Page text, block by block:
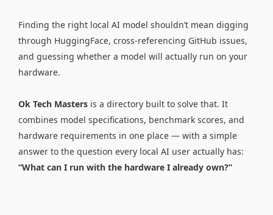
Finding the right local AI model shouldn’t mean digging
through HuggingFace, cross-referencing GitHub issues,
and guessing whether a model will actually run on your
hardware.
Ok Tech Masters is a directory built to solve that. It
combines model specifications, benchmark scores, and
hardware requirements in one place — with a simple
answer to the question every local AI user actually has:
“What can I run with the hardware I already own?”